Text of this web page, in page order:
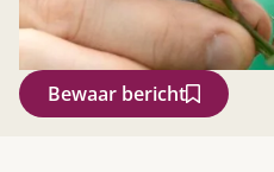
Bewaar bericht